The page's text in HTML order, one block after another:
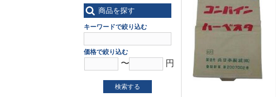
商品を探す
キーワードで絞り込む
価格で絞り込む
〜 円
検索する